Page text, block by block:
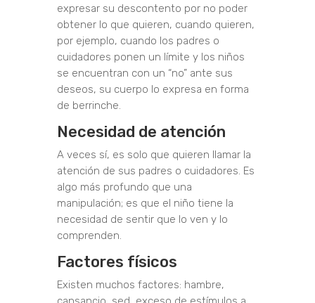
expresar su descontento por no poder
obtener lo que quieren, cuando quieren,
por ejemplo, cuando los padres o
cuidadores ponen un límite y los niños
se encuentran con un “no” ante sus
deseos, su cuerpo lo expresa en forma
de berrinche.
Necesidad de atención
A veces sí, es solo que quieren llamar la
atención de sus padres o cuidadores. Es
algo más profundo que una
manipulación; es que el niño tiene la
necesidad de sentir que lo ven y lo
comprenden.
Factores físicos
Existen muchos factores: hambre,